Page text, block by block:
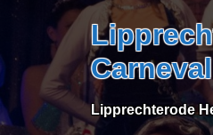
Lipprechterode